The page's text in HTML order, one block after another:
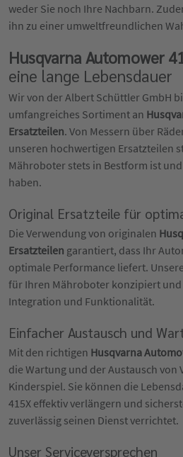
weder Sie noch Ihre Nachbarn.
ihn zu einer umweltfreundlichen
Husqvarna Automower
eine lange Lebensdauer
Wir von der Albert Schüttler GmbH
umfangreiches Sortiment an
Ersatzteilen. Von Messern über
unseren hochwertigen Ersatzteilen
Mähroboter stets in Bestform ist
haben.
Original Ersatzteile für
Die Verwendung von originalen
Ersatzteilen garantiert, dass Ihr
optimale Performance liefert.
für Ihren Mähroboter konzipiert
Integration und Funktionalität.
Einfacher Austausch und
Mit den richtigen Husqvarna
die Wartung und der Austausch von
Kinderspiel. Sie können die
415X effektiv verlängern und
zuverlässig seinen Dienst verrichtet.
Unser Serviceversprechen